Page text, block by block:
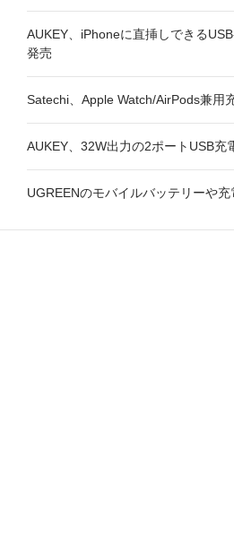
AUKEY、iPhoneに直挿しできる
発売
Satechi、Apple Watch/AirPods兼用
AUKEY、32W出力の2ポートUSB充
UGREENのモバイルバッテリーや